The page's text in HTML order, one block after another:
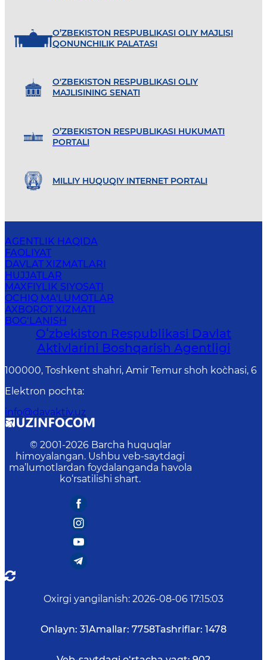
O’ZBEKISTON RESPUBLIKASI OLIY MAJLISI
QONUNCHILIK PALATASI
O'ZBEKISTON RESPUBLIKASI OLIY
MAJLISINING SENATI
O’ZBEKISTON RESPUBLIKASI HUKUMATI
PORTALI
MILLIY HUQUQIY INTERNET PORTALI
AGENTLIK HAQIDA
FAOLIYAT
DAVLAT XIZMATLARI
HUJJATLAR
MAXFIYLIK SIYOSATI
OCHIQ MA'LUMOTLAR
AXBOROT XIZMATI
BOG‘LANISH
Oʻzbekiston Respublikasi Davlat
Aktivlarini Boshqarish Agentligi
100000, Toshkent shahri, Amir Temur shoh ko`chasi, 6
Elektron pochta:
info@davaktiv.uz
© 2001-2026 Barcha huquqlar
himoyalangan. Ushbu veb-saytdagi
ma’lumotlardan foydalanganda havola
ko‘rsatilishi shart.
Oxirgi yangilanish: 2026-08-06 17:15:03
Onlayn: 31Amallar: 7758Tashriflar: 1478